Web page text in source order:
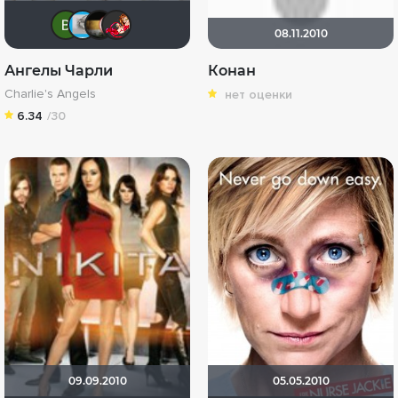
Виктория Данилевская
дух небес
14Lokomotiv88
jeya
Ангелы Чарли
Charlie's Angels
6.34 /30
08.11.2010
Конан
нет оценки
09.09.2010 05.05.2010